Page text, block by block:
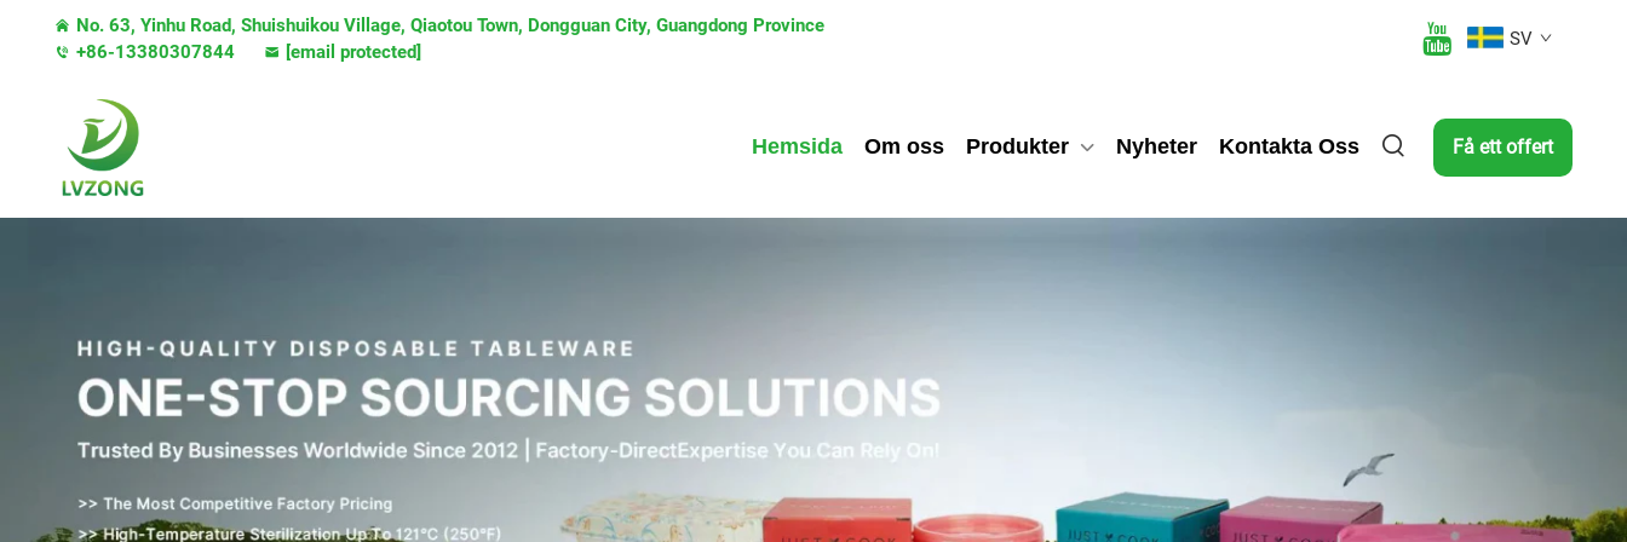
No. 63, Yinhu Road, Shuishuikou Village, Qiaotou Town, Dongguan City, Guangdong Province
+86-13380307844
[email protected]
SV
Hemsida Om oss Produkter Nyheter Kontakta Oss Få ett offert